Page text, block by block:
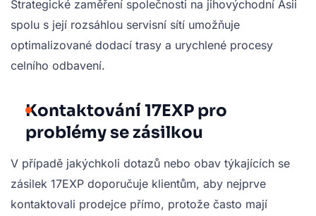
Strategické zaměření společnosti na jihovýchodní Asii
spolu s její rozsáhlou servisní sítí umožňuje
optimalizované dodací trasy a urychlené procesy
celního odbavení.
Kontaktování 17EXP pro
problémy se zásilkou
V případě jakýchkoli dotazů nebo obav týkajících se
zásilek 17EXP doporučuje klientům, aby nejprve
kontaktovali prodejce přímo, protože často mají